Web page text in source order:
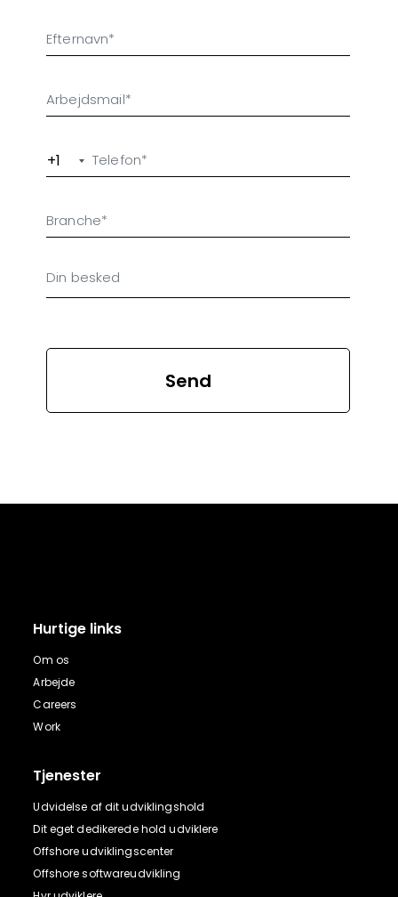
+1
Send
Hurtige links
Om os
Arbejde
Careers
Work
Tjenester
Udvidelse af dit udviklingshold
Dit eget dedikerede hold udviklere
Offshore udviklingscenter
Offshore softwareudvikling